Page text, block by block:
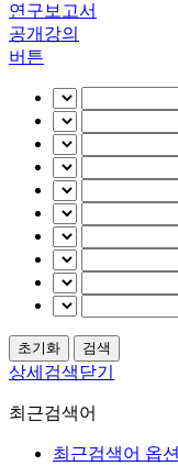
연구보고서
공개강의
버튼
상세검색닫기
최근검색어
최근검색어 옵션